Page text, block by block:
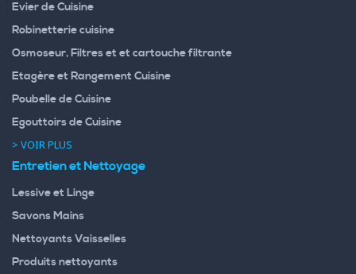
Evier de Cuisine
Robinetterie cuisine
Osmoseur, Filtres et et cartouche filtrante
Etagère et Rangement Cuisine
Poubelle de Cuisine
Egouttoirs de Cuisine
> VOIR PLUS
Entretien et Nettoyage
Lessive et Linge
Savons Mains
Nettoyants Vaisselles
Produits nettoyants